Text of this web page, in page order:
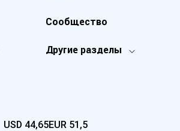
Другие разделы
Сообщество
USD 44,65EUR 51,5